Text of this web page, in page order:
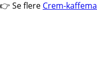
👉 Se flere Crem-